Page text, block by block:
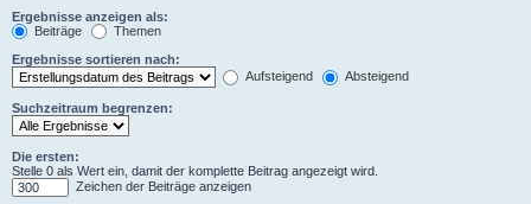
Ergebnisse anzeigen als:
Beiträge
Themen
Ergebnisse sortieren nach:
Aufsteigend
Absteigend
Suchzeitraum begrenzen:
Die ersten:
Stelle 0 als Wert ein, damit der komplette Beitrag angezeigt wird.
Zeichen der Beiträge anzeigen